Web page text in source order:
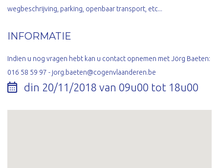
wegbeschrijving, parking, openbaar transport, etc...
INFORMATIE
Indien u nog vragen hebt kan u contact opnemen met Jörg Baeten:
016 58 59 97 - jorg.baeten@cogenvlaanderen.be
din 20/11/2018 van 09u00 tot 18u00